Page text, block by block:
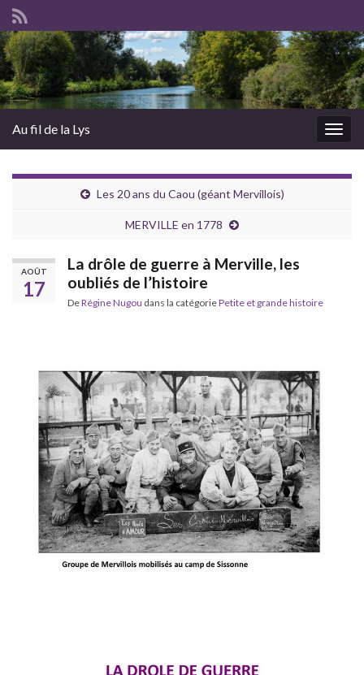
Au fil de la Lys
Les 20 ans du Caou (géant Mervillois)
MERVILLE en 1778
AOÛT
17
La drôle de guerre à Merville, les
oubliés de l’histoire
DeRégine Nugou dans la catégoriePetite et grande histoire